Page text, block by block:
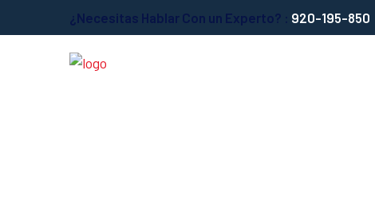
¿Necesitas Hablar Con un Experto? : 920-195-850